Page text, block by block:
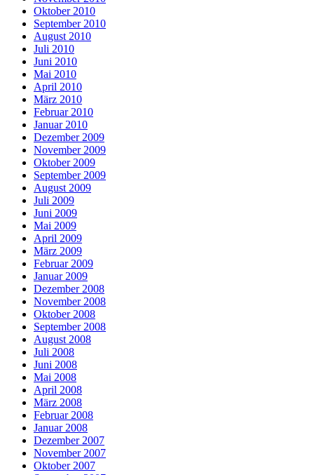
Oktober 2010
September 2010
August 2010
Juli 2010
Juni 2010
Mai 2010
April 2010
März 2010
Februar 2010
Januar 2010
Dezember 2009
November 2009
Oktober 2009
September 2009
August 2009
Juli 2009
Juni 2009
Mai 2009
April 2009
März 2009
Februar 2009
Januar 2009
Dezember 2008
November 2008
Oktober 2008
September 2008
August 2008
Juli 2008
Juni 2008
Mai 2008
April 2008
März 2008
Februar 2008
Januar 2008
Dezember 2007
November 2007
Oktober 2007